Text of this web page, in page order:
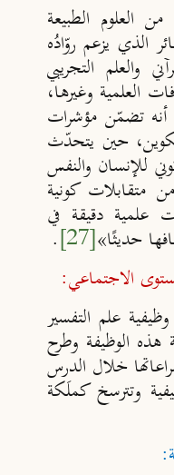
العلوم الطبيعة
الذي يزعم روّادُه
والعلم التجريبي
العلمية وغيرها،
تضمّن مؤشرات
حين يتحدّث
للإنسان والنفس
كونية
علمية دقيقة في
حديثًا»[27]
.
الاجتماعي:
علم التفسير
هذه الوظيفة وطرح
خلال الدرس
وتترسخ كملَكة